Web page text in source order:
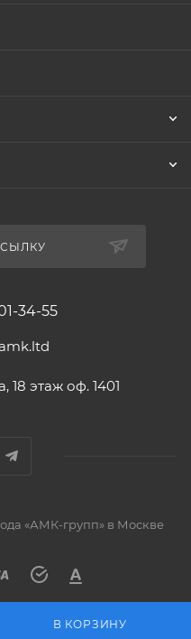
В КОРЗИНУ
34-55
18 этаж оф. 1401
«АМК-групп» в Москве